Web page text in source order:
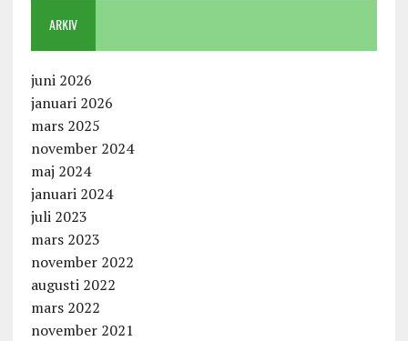
ARKIV
juni 2026
januari 2026
mars 2025
november 2024
maj 2024
januari 2024
juli 2023
mars 2023
november 2022
augusti 2022
mars 2022
november 2021